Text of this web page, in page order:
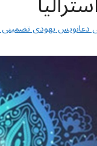
یهودی تضمینی شماره